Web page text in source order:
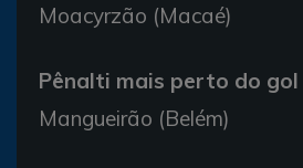
Moacyrzão (Macaé)
Pênalti mais perto do gol
Mangueirão (Belém)